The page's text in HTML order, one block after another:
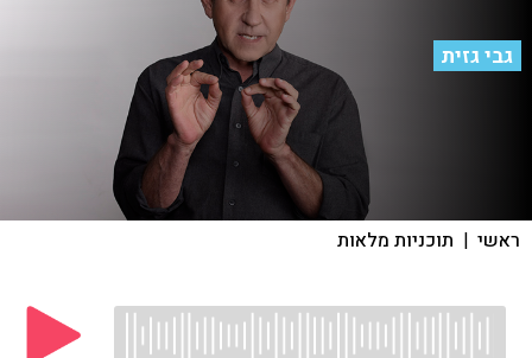
גבי גזית
ראשי | תוכניות מלאות